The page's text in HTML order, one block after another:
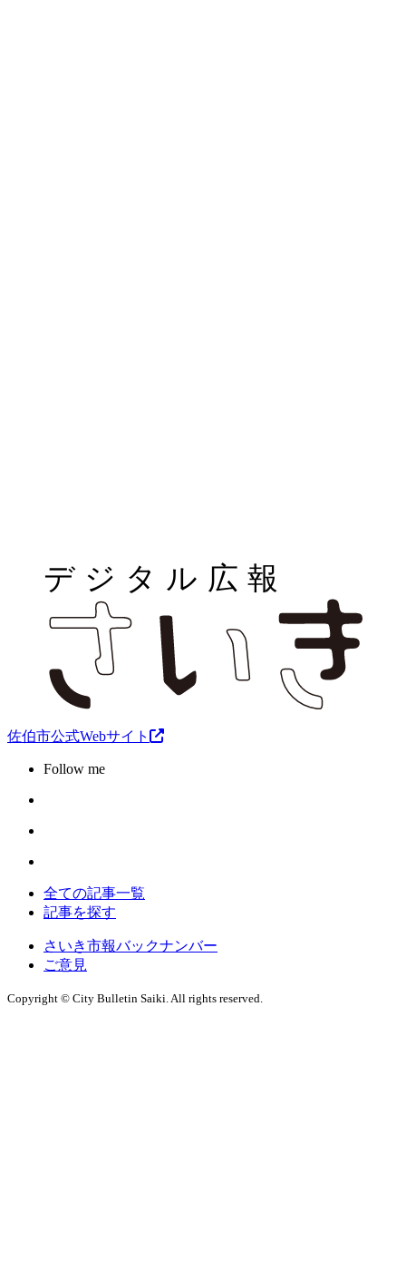
佐伯市公式Webサイト
Follow me
全ての記事一覧
記事を探す
さいき市報バックナンバー
ご意見
Copyright © City Bulletin Saiki. All rights reserved.